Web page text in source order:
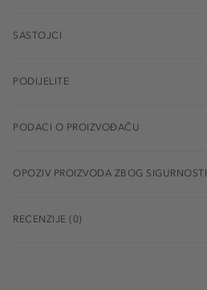
SASTOJCI
PODIJELITE
PODACI O PROIZVOĐAČU
OPOZIV PROIZVODA ZBOG SIGURNOSTI
RECENZIJE (0)